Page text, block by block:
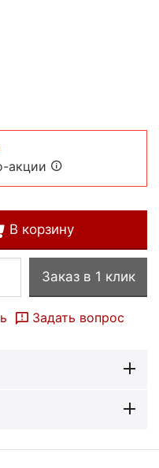
акции
В корзину
Заказ в 1 клик
Задать вопрос